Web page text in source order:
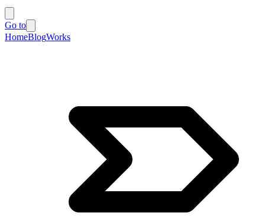
Go to
HomeBlogWorks